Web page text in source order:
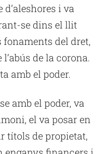
d’aleshores i va
se dins el llit
fonaments del dret,
de la corona.
amb el poder.
amb el poder, va
el va posar en
títols de propietat,